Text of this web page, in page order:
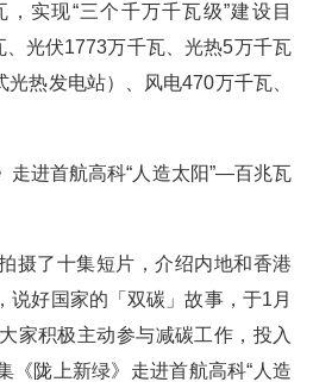
实现“三个千万千瓦级”建设目
光伏1773万千瓦、光热5万千瓦
光热发电站）、风电470万千瓦、
进首航高科“人造太阳”—百兆瓦
了十集短片，介绍内地和香港
说好国家的「双碳」故事，于1月
家积极主动参与减碳工作，投入
《陇上新绿》走进首航高科“人造